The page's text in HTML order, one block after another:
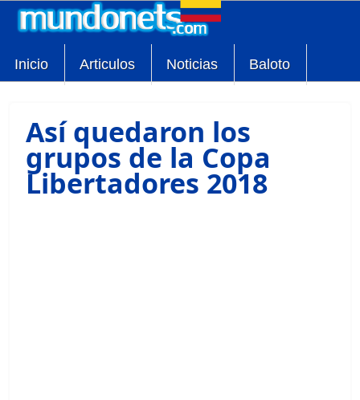
Inicio Articulos Noticias Baloto
Así quedaron los
grupos de la Copa
Libertadores 2018